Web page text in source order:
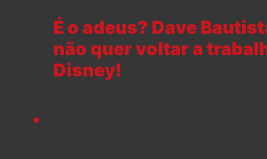
É o adeus? Dave
não quer voltar a
Disney!